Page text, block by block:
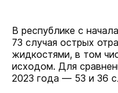
В республике с
73 случая острых
жидкостями, в том
исходом. Для
2023 года — 53 и 36